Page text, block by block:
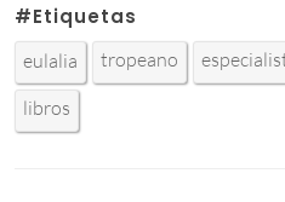
#Etiquetas
eulalia tropeano
libros